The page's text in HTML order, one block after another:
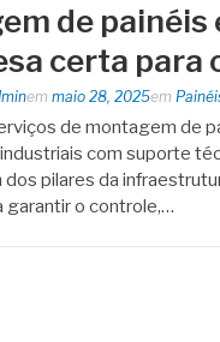
de
certa para
em maio 28, 2025em
de montagem de
com suporte
pilares da
garantir o controle,…